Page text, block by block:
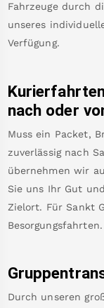
Fahrzeuge durch
unseres
Verfügung.
nach oder
Muss ein Packet,
zuverlässig nach
übernehmen wir
Sie uns Ihr Gut
Zielort. Für Sankt
Besorgungsfahrten.
Durch unseren